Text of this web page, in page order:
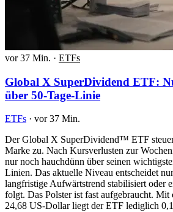
vor 37 Min. · ETFs
Global X SuperDividend ETF:
über 50-Tage-Linie
ETFs · vor 37 Min.
Der Global X SuperDividend™ ETF
Marke zu. Nach Kursverlusten zur
nur noch hauchdünn über seinen
Linien. Das aktuelle Niveau entscheidet
langfristige Aufwärtstrend stabilisiert oder
folgt. Das Polster ist fast aufgebraucht. Mit
24,68 US-Dollar liegt der ETF lediglich